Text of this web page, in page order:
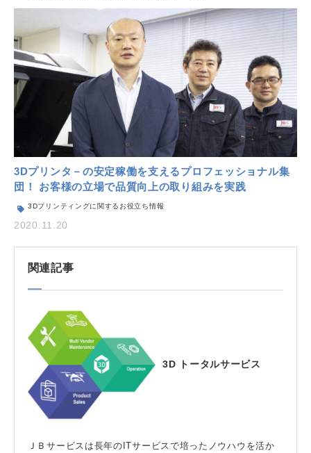
3Dプリンタ－の安定稼働を支えるプロフェッショナル集
団！ お客様の立場で品質向上の取り組みを実践
3Dプリンティングに関するお役立ち情報
2020.11.20
関連記事
3D トータルサービス
ＪＢサービスは長年のITサービスで培ったノウハウを活か